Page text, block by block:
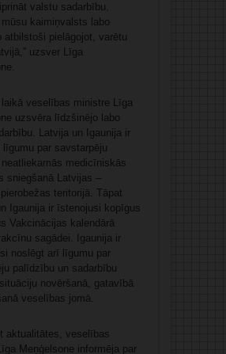
valstu sadarbību,
kaimiņvalsts labo
atbilstoši pielāgojot, varētu
uzsver Līga
veselības ministre Līga
uzsvēra līdzšinējo labo
Latvija un Igaunija ir
līgumu par savstarpēju
medicīniskās
sniegšanā Latvijas –
pierobežas teritorijā. Tāpat
Igaunija ir īstenojusi kopīgus
Vakcinācijas kalendārā
sagādei. Igaunija ir
noslēgt arī līgumu par
palīdzību un sadarbību
novēršanā, gatavībā
veselības jomā.
aktualitātes, veselības
Meņģelsone informēja par